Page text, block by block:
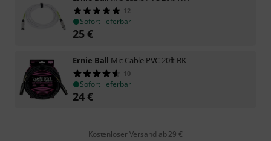
12
Sofort lieferbar
25€
Ernie Ball Mic Cable PVC 20ft BK
10
Sofort lieferbar
24€
Kostenloser Versand ab 29 €